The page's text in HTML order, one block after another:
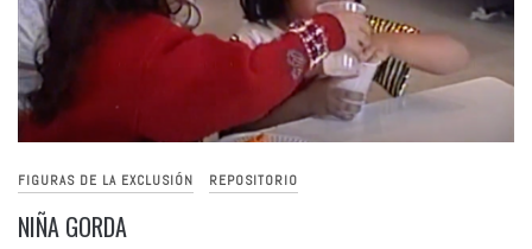
FIGURAS DE LA EXCLUSIÓN REPOSITORIO
NIÑA GORDA